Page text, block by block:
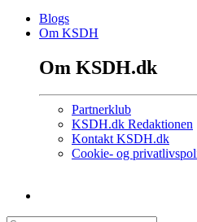
Blogs
Om KSDH
Om KSDH.dk
Partnerklub
KSDH.dk Redaktionen
Kontakt KSDH.dk
Cookie- og